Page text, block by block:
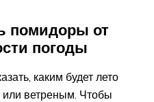
помидоры от
погоды
каким будет лето
ветреным. Чтобы